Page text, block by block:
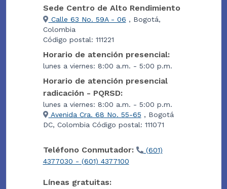
Sede Centro de Alto Rendimiento
Calle 63 No. 59A - 06 , Bogotá,
Colombia
Código postal: 111221
Horario de atención presencial:
lunes a viernes: 8:00 a.m. - 5:00 p.m.
Horario de atención presencial
radicación - PQRSD:
lunes a viernes: 8:00 a.m. - 5:00 p.m.
Avenida Cra. 68 No. 55-65 , Bogotá
DC, Colombia Código postal: 111071
Teléfono Conmutador:
(601)
4377030 - (601) 4377100
Líneas gratuitas: